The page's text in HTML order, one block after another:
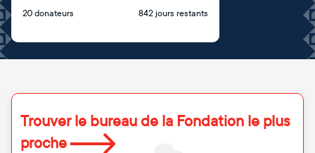
20 donateurs 842 jours restants
Trouver le bureau de la Fondation le plus
proche